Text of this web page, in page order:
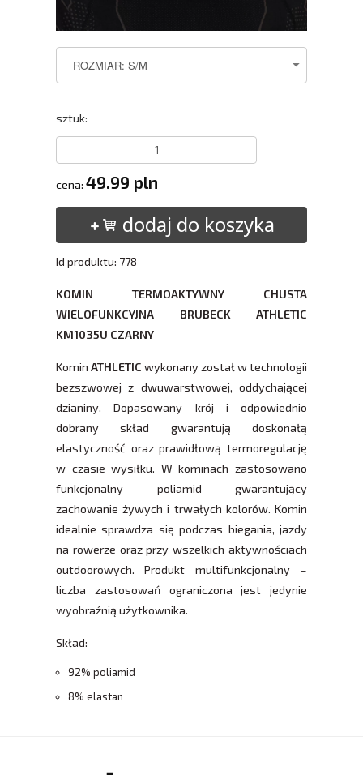
sztuk:
cena: 49.99 pln
dodaj do koszyka
Id produktu: 778
KOMIN TERMOAKTYWNY CHUSTA
WIELOFUNKCYJNA BRUBECK ATHLETIC
KM1035U CZARNY​
Komin ATHLETIC wykonany został w technologii
bezszwowej z dwuwarstwowej, oddychającej
dzianiny. Dopasowany krój i odpowiednio
dobrany skład gwarantują doskonałą
elastyczność oraz prawidłową termoregulację
w czasie wysiłku. W kominach zastosowano
funkcjonalny poliamid gwarantujący
zachowanie żywych i trwałych kolorów. Komin
idealnie sprawdza się podczas biegania, jazdy
na rowerze oraz przy wszelkich aktywnościach
outdoorowych. Produkt multifunkcjonalny –
liczba zastosowań ograniczona jest jedynie
wyobraźnią użytkownika.
Skład:
92% poliamid
8% elastan